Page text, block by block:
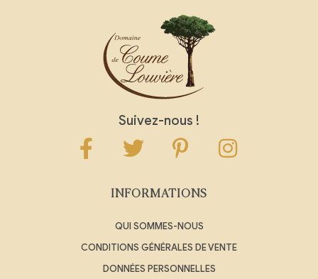
Suivez-nous !
INFORMATIONS
QUI SOMMES-NOUS
CONDITIONS GÉNÉRALES DE VENTE
DONNÉES PERSONNELLES